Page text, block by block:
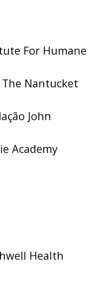
For Humane
Nantucket
John
Academy
Health